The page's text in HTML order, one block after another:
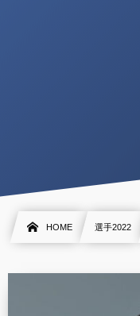
HOME 選手2022